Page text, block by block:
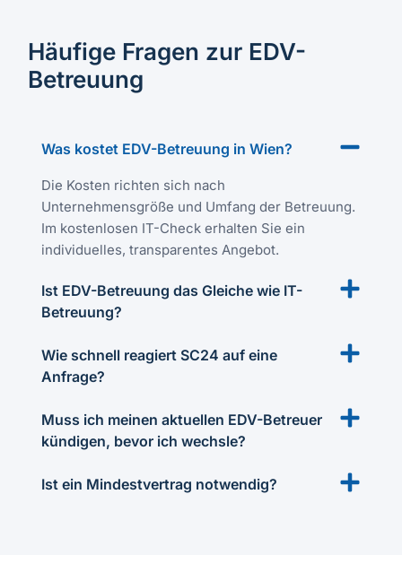
Häufige Fragen zur EDV-
Betreuung
Was kostet EDV-Betreuung in Wien?
Die Kosten richten sich nach
Unternehmensgröße und Umfang der Betreuung.
Im kostenlosen IT-Check erhalten Sie ein
individuelles, transparentes Angebot.
Ist EDV-Betreuung das Gleiche wie IT-
Betreuung?
Wie schnell reagiert SC24 auf eine
Anfrage?
Muss ich meinen aktuellen EDV-Betreuer
kündigen, bevor ich wechsle?
Ist ein Mindestvertrag notwendig?